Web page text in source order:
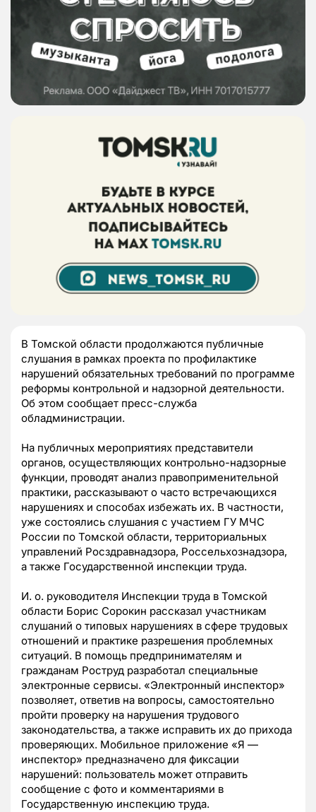
В Томской области продолжаются публичные
слушания в рамках проекта по профилактике
нарушений обязательных требований по программе
реформы контрольной и надзорной деятельности.
Об этом сообщает пресс-служба
обладминистрации.
На публичных мероприятиях представители
органов, осуществляющих контрольно-надзорные
функции, проводят анализ правоприменительной
практики, рассказывают о часто встречающихся
нарушениях и способах избежать их. В частности,
уже состоялись слушания с участием ГУ МЧС
России по Томской области, территориальных
управлений Росздравнадзора, Россельхознадзора,
а также Государственной инспекции труда.
И. о. руководителя Инспекции труда в Томской
области Борис Сорокин рассказал участникам
слушаний о типовых нарушениях в сфере трудовых
отношений и практике разрешения проблемных
ситуаций. В помощь предпринимателям и
гражданам Роструд разработал специальные
электронные сервисы. «Электронный инспектор»
позволяет, ответив на вопросы, самостоятельно
пройти проверку на нарушения трудового
законодательства, а также исправить их до прихода
проверяющих. Мобильное приложение «Я —
инспектор» предназначено для фиксации
нарушений: пользователь может отправить
сообщение с фото и комментариями в
Государственную инспекцию труда.